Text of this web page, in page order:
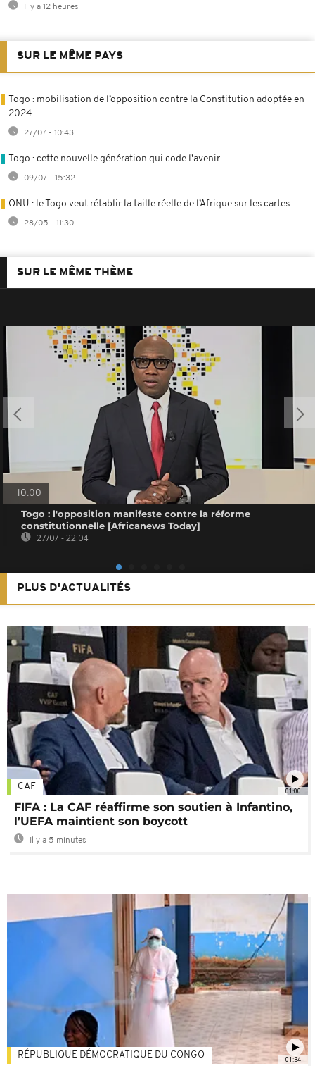
Il y a 12 heures
SUR LE MÊME PAYS
Togo : mobilisation de l’opposition contre la Constitution adoptée en
2024
27/07 - 10:43
Togo : cette nouvelle génération qui code l'avenir
09/07 - 15:32
ONU : le Togo veut rétablir la taille réelle de l’Afrique sur les cartes
28/05 - 11:30
SUR LE MÊME THÈME
10:00
Togo : l'opposition manifeste contre la réforme
constitutionnelle [Africanews Today]
27/07 - 22:04
PLUS D'ACTUALITÉS
01:00
CAF
FIFA : La CAF réaffirme son soutien à Infantino,
l’UEFA maintient son boycott
Il y a 5 minutes
01:34
RÉPUBLIQUE DÉMOCRATIQUE DU CONGO